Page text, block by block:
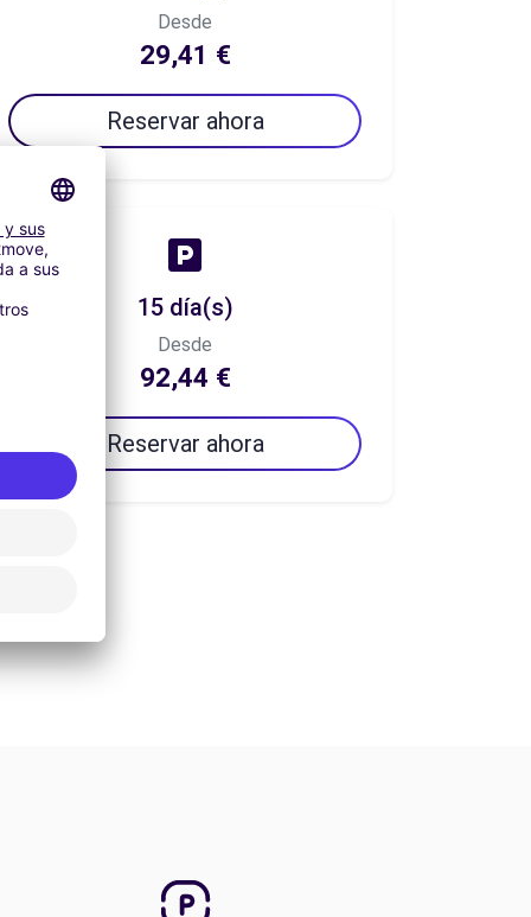
Desde
29,41 €
Reservar ahora
15 día(s)
Desde
92,44 €
Reservar ahora